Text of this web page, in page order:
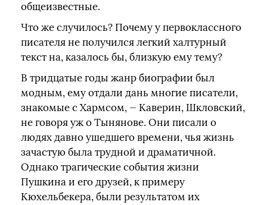
общеизвестные.
Что же случилось? Почему у первоклассного
писателя не получился легкий халтурный
текст на, казалось бы, близкую ему тему?
В тридцатые годы жанр биографии был
модным, ему отдали дань многие писатели,
знакомые с Хармсом, — Каверин, Шкловский,
не говоря уж о Тынянове. Они писали о
людях давно ушедшего времени, чья жизнь
зачастую была трудной и драматичной.
Однако трагические события жизни
Пушкина и его друзей, к примеру
Кюхельбекера, были результатом их